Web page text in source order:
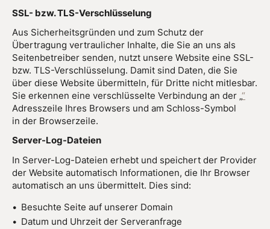
SSL- bzw. TLS-Verschlüsselung
Aus Sicherheitsgründen und zum Schutz der
Übertragung vertraulicher Inhalte, die Sie an uns als
Seitenbetreiber senden, nutzt unsere Website eine SSL-
bzw. TLS-Verschlüsselung. Damit sind Daten, die Sie
über diese Website übermitteln, für Dritte nicht mitlesbar.
Sie erkennen eine verschlüsselte Verbindung an der „“
Adresszeile Ihres Browsers und am Schloss-Symbol
in der Browserzeile.
Server-Log-Dateien
In Server-Log-Dateien erhebt und speichert der Provider
der Website automatisch Informationen, die Ihr Browser
automatisch an uns übermittelt. Dies sind:
Besuchte Seite auf unserer Domain
Datum und Uhrzeit der Serveranfrage